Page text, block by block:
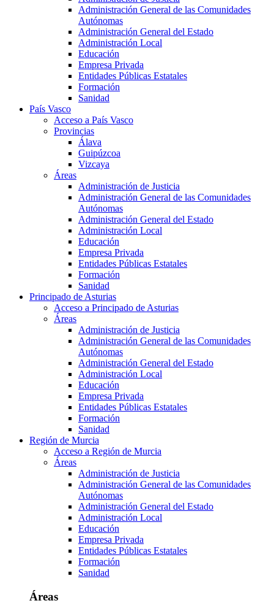
Administración General de las Comunidades
Autónomas
Administración General del Estado
Administración Local
Educación
Empresa Privada
Entidades Públicas Estatales
Formación
Sanidad
País Vasco
Acceso a País Vasco
Provincias
Álava
Guipúzcoa
Vizcaya
Áreas
Administración de Justicia
Administración General de las Comunidades
Autónomas
Administración General del Estado
Administración Local
Educación
Empresa Privada
Entidades Públicas Estatales
Formación
Sanidad
Principado de Asturias
Acceso a Principado de Asturias
Áreas
Administración de Justicia
Administración General de las Comunidades
Autónomas
Administración General del Estado
Administración Local
Educación
Empresa Privada
Entidades Públicas Estatales
Formación
Sanidad
Región de Murcia
Acceso a Región de Murcia
Áreas
Administración de Justicia
Administración General de las Comunidades
Autónomas
Administración General del Estado
Administración Local
Educación
Empresa Privada
Entidades Públicas Estatales
Formación
Sanidad
Áreas